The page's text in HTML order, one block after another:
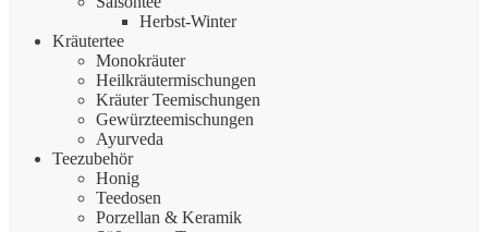
Herbst-Winter
Kräutertee
Monokräuter
Heilkräutermischungen
Kräuter Teemischungen
Gewürzteemischungen
Ayurveda
Teezubehör
Honig
Teedosen
Porzellan & Keramik